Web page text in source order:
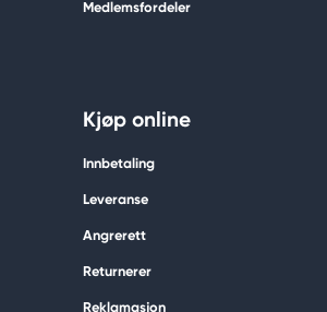
Medlemsfordeler
Kjøp online
Innbetaling
Leveranse
Angrerett
Returnerer
Reklamasjon